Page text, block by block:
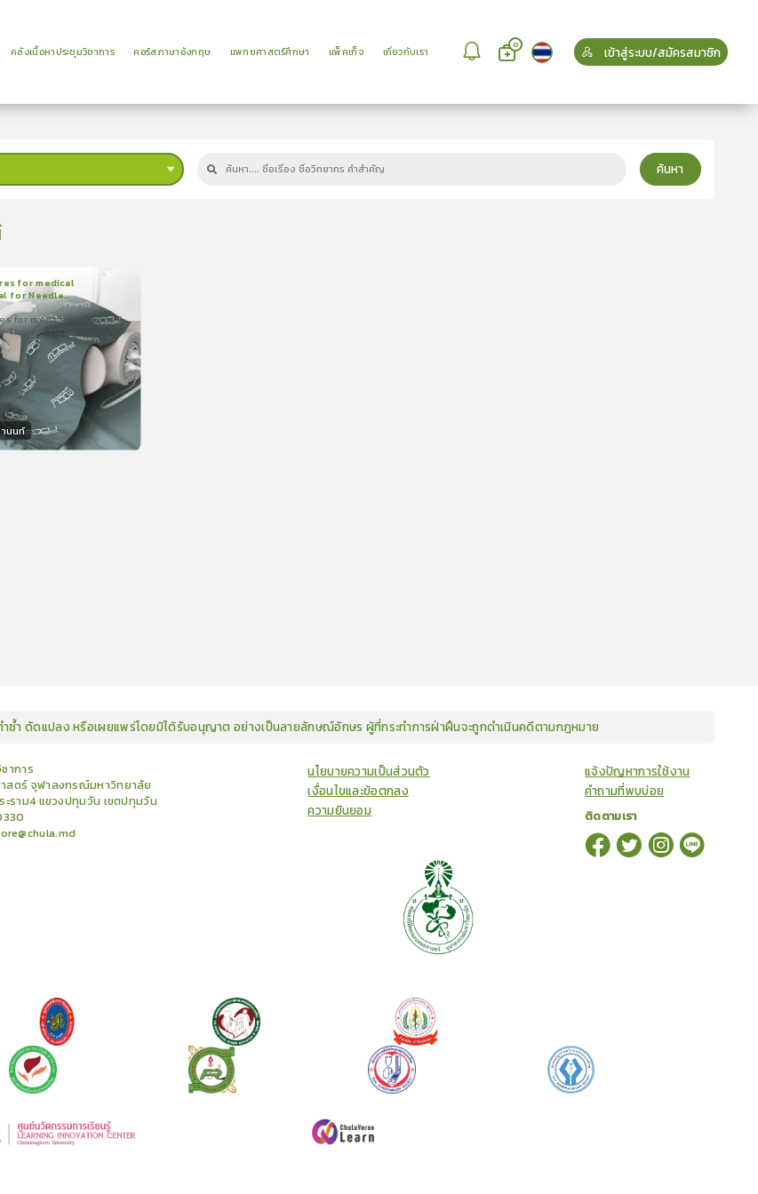
คลังเนื้อหาประชุมวิชาการ คอร์สภาษาอังกฤษ แพทยศาสตร์ศึกษา แพ็คเก็จ เกี่ยวกับเรา
0 เข้าสู่ระบบ/สมัครสมาชิก
ค้นหา
for medical
for Needle
for medical students 2
Thoracostomy
นนท์
าที
for medical students
(0ลำดับ )
ซ้ำ ดัดแปลง หรือเผยแพร่โดยมิได้รับอนุญาต อย่างเป็นลายลักษณ์อักษร ผู้ที่กระทำการฝ่าฝืนจะถูกดำเนินคดีตามกฎหมาย
าการ
สตร์ จุฬาลงกรณ์มหาวิทยาลัย
ะราม4 แขวงปทุมวัน เขตปทุมวัน
นโยบายความเป็นส่วนตัว
เงื่อนไขและข้อตกลง
ความยินยอม
แจ้งปัญหาการใช้งาน
คำถามที่พบบ่อย
ติดตามเรา